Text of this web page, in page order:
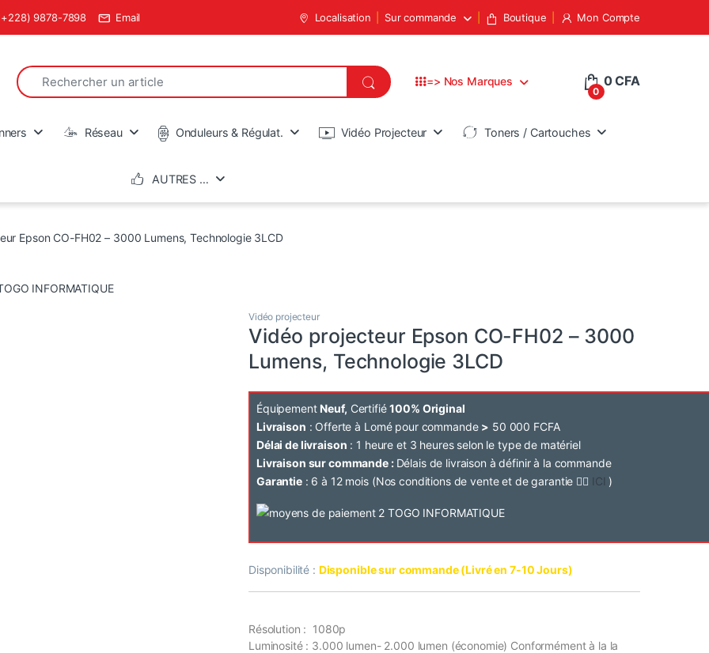
9878-7898 Email Localisation Sur commande Boutique Mon Compte
Search for:
=> Nos Marques
0
0CFA
Réseau Onduleurs & Régulat. Vidéo Projecteur Toners / Cartouches
AUTRES …
Epson CO-FH02 – 3000 Lumens, Technologie 3LCD
Vidéo projecteur
Vidéo projecteur Epson CO-FH02 – 3000
Lumens, Technologie 3LCD
Équipement Neuf, Certifié100% Original
Livraison : Offerte à Lomé pour commande > 50 000 FCFA
Délai de livraison : 1 heure et 3 heures selon le type de matériel
Livraison sur commande : Délais de livraison à définir à la commande
Garantie: 6 à 12 mois (Nos conditions de vente et de garantie 👉🏽 ICI )
Disponibilité : Disponible sur commande (Livré en 7-10 Jours)
Résolution : 1080p
Luminosité : 3.000 lumen- 2.000 lumen (économie) Conformément à la la